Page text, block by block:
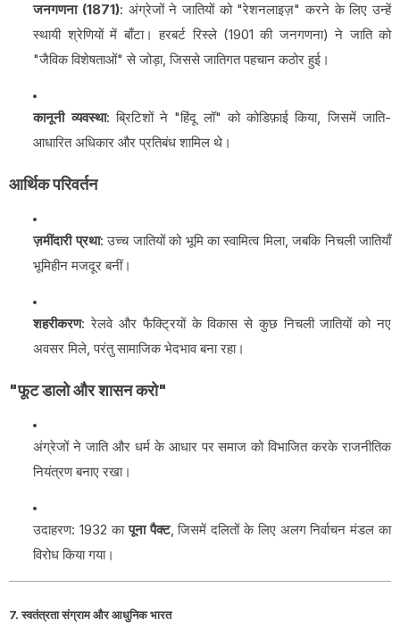
जनगणना (1871): अंग्रेजों ने जातियों को "रेशनलाइज़" करने के लिए उन्हें
स्थायी श्रेणियों में बाँटा। हरबर्ट रिस्ले (1901 की जनगणना) ने जाति को
"जैविक विशेषताओं" से जोड़ा, जिससे जातिगत पहचान कठोर हुई।
कानूनी व्यवस्था: ब्रिटिशों ने "हिंदू लॉ" को कोडिफ़ाई किया, जिसमें जाति-
आधारित अधिकार और प्रतिबंध शामिल थे।
आर्थिक परिवर्तन
ज़मींदारी प्रथा: उच्च जातियों को भूमि का स्वामित्व मिला, जबकि निचली जातियाँ
भूमिहीन मजदूर बनीं।
शहरीकरण: रेलवे और फैक्ट्रियों के विकास से कुछ निचली जातियों को नए
अवसर मिले, परंतु सामाजिक भेदभाव बना रहा।
"फूट डालो और शासन करो"
अंग्रेजों ने जाति और धर्म के आधार पर समाज को विभाजित करके राजनीतिक
नियंत्रण बनाए रखा।
उदाहरण: 1932 कापूना पैक्ट, जिसमें दलितों के लिए अलग निर्वाचन मंडल का
विरोध किया गया।
7. स्वतंत्रता संग्राम और आधुनिक भारत